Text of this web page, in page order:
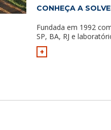
CONHEÇA A
Fundada em 1992
SP, BA, RJ e
+